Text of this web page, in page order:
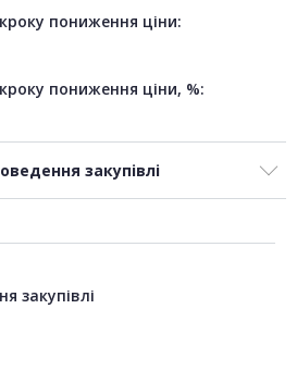
пониження ціни:
пониження ціни, %:
закупівлі
закупівлі